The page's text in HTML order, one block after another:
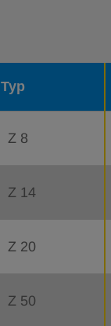
Typ
Z 8
Z 14
Z 20
Z 50